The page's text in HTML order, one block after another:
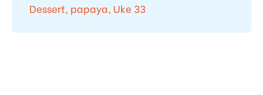
Dessert, papaya, Uke 33